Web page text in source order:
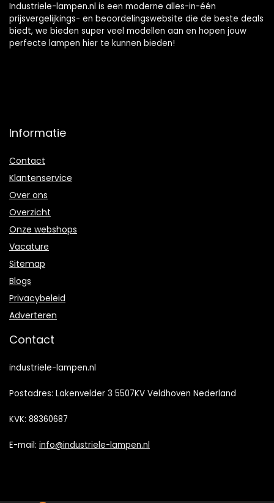
Industriele-lampen.nl is een moderne alles-in-één
prijsvergelijkings- en beoordelingswebsite die de beste deals
biedt, we bieden super veel modellen aan en hopen jouw
perfecte lampen hier te kunnen bieden!
Informatie
Contact
Klantenservice
Over ons
Overzicht
Onze webshops
Vacature
Sitemap
Blogs
Privacybeleid
Adverteren
Contact
industriele-lampen.nl
Postadres: Lakenvelder 3 5507KV Veldhoven Nederland
KVK: 88360687
E-mail: info@industriele-lampen.nl